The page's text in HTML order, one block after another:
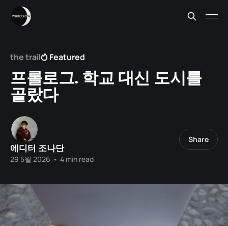
the trail Featured
프롤로그. 학교 대신 도시를
골랐다
에디터 조나단
29 5월 2026 • 4 min read
Share